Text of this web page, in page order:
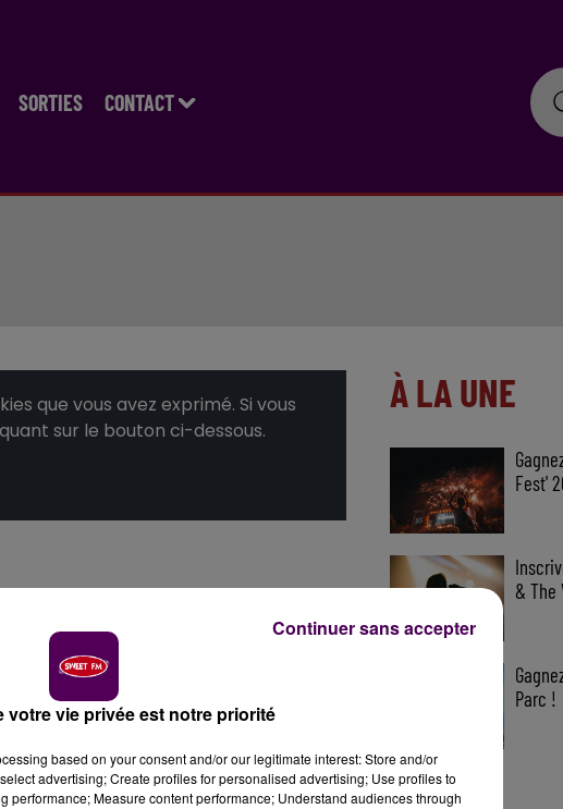
SORTIES CONTACT
que vous avez exprimé. Si vous
sur le bouton ci-dessous.
À LA UNE
Fest'
& The
Parc !
votre vie privée est notre priorité
based on your consent and/or our legitimate interest: Store and/or
advertising; Create profiles for personalised advertising; Use profiles to
performance; Measure content performance; Understand audiences through
Continuer sans accepter